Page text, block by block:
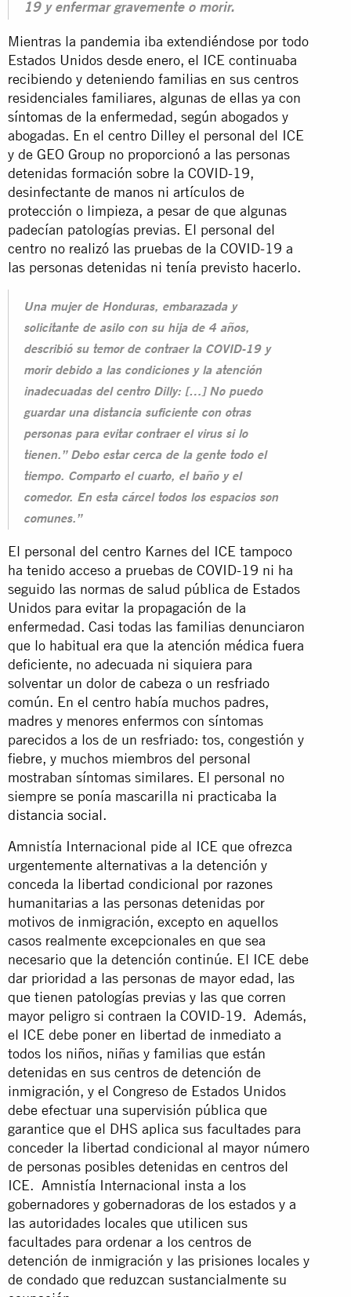
19 y enfermar gravemente o morir.
Mientras la pandemia iba extendiéndose por todo
Estados Unidos desde enero, el ICE continuaba
recibiendo y deteniendo familias en sus centros
residenciales familiares, algunas de ellas ya con
síntomas de la enfermedad, según abogados y
abogadas. En el centro Dilley el personal del ICE
y de GEO Group no proporcionó a las personas
detenidas formación sobre la COVID-19,
desinfectante de manos ni artículos de
protección o limpieza, a pesar de que algunas
padecían patologías previas. El personal del
centro no realizó las pruebas de la COVID-19 a
las personas detenidas ni tenía previsto hacerlo.
Una mujer de Honduras, embarazada y
solicitante de asilo con su hija de 4 años,
describió su temor de contraer la COVID-19 y
morir debido a las condiciones y la atención
inadecuadas del centro Dilly: […] No puedo
guardar una distancia suficiente con otras
personas para evitar contraer el virus si lo
tienen.” Debo estar cerca de la gente todo el
tiempo. Comparto el cuarto, el baño y el
comedor. En esta cárcel todos los espacios son
comunes.”
El personal del centro Karnes del ICE tampoco
ha tenido acceso a pruebas de COVID-19 ni ha
seguido las normas de salud pública de Estados
Unidos para evitar la propagación de la
enfermedad. Casi todas las familias denunciaron
que lo habitual era que la atención médica fuera
deficiente, no adecuada ni siquiera para
solventar un dolor de cabeza o un resfriado
común. En el centro había muchos padres,
madres y menores enfermos con síntomas
parecidos a los de un resfriado: tos, congestión y
fiebre, y muchos miembros del personal
mostraban síntomas similares. El personal no
siempre se ponía mascarilla ni practicaba la
distancia social.
Amnistía Internacional pide al ICE que ofrezca
urgentemente alternativas a la detención y
conceda la libertad condicional por razones
humanitarias a las personas detenidas por
motivos de inmigración, excepto en aquellos
casos realmente excepcionales en que sea
necesario que la detención continúe. El ICE debe
dar prioridad a las personas de mayor edad, las
que tienen patologías previas y las que corren
mayor peligro si contraen la COVID-19. Además,
el ICE debe poner en libertad de inmediato a
todos los niños, niñas y familias que están
detenidas en sus centros de detención de
inmigración, y el Congreso de Estados Unidos
debe efectuar una supervisión pública que
garantice que el DHS aplica sus facultades para
conceder la libertad condicional al mayor número
de personas posibles detenidas en centros del
ICE. Amnistía Internacional insta a los
gobernadores y gobernadoras de los estados y a
las autoridades locales que utilicen sus
facultades para ordenar a los centros de
detención de inmigración y las prisiones locales y
de condado que reduzcan sustancialmente su